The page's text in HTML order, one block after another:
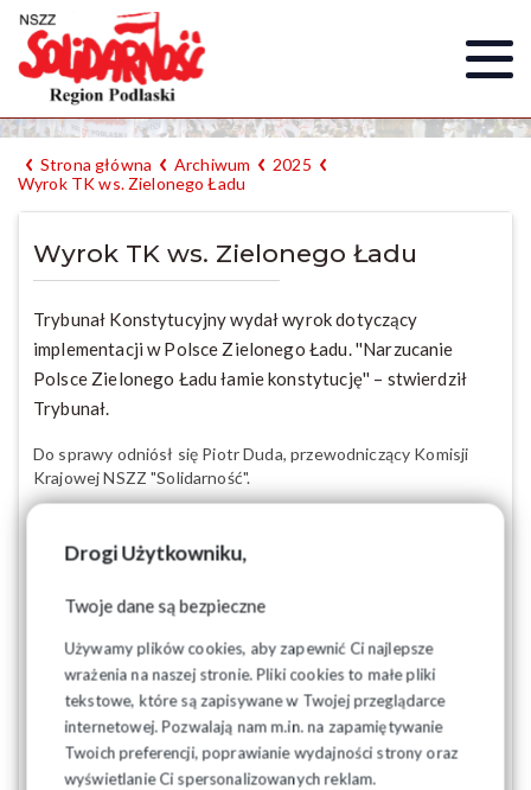
Drogi Użytkowniku,
Twoje dane są bezpieczne
Używamy plików cookies, aby zapewnić Ci najlepsze
wrażenia na naszej stronie. Pliki cookies to małe pliki
tekstowe, które są zapisywane w Twojej przeglądarce
internetowej. Pozwalają nam m.in. na zapamiętywanie
Twoich preferencji, poprawianie wydajności strony oraz
wyświetlanie Ci spersonalizowanych reklam.
Strona główna Archiwum
2025
Wyrok TK ws. Zielonego Ładu
Wyrok TK ws. Zielonego Ładu
Trybunał Konstytucyjny wydał wyrok dotyczący
implementacji w Polsce Zielonego Ładu. ''Narzucanie
Polsce Zielonego Ładu łamie konstytucję'' – stwierdził
Trybunał.
Do sprawy odniósł się Piotr Duda, przewodniczący Komisji
Krajowej NSZZ "Solidarność".
niezgodny z Konstytucją. Nieustannie przekonujemy także, że
europejska polityka klimatyczna to ideologiczny projekt
doprowadzi do ubóstwa obywateli i całych gospodarek
państw Unii Europejskiej. Nasze tezy potwierdzili eksperci, w
tym prof. Ryszard Piotrowski, który w raporcie opracowanym
na zlecenie Solidarności pt. „Drapieżny Zielony (nie)Ład”
wykazuje, że regulacje tzw. Zielonego Ładu są niezgodne z
polskim prawem, w tym Konstytucją. Dziś potwierdził to
Trybunał Konstytucyjny".